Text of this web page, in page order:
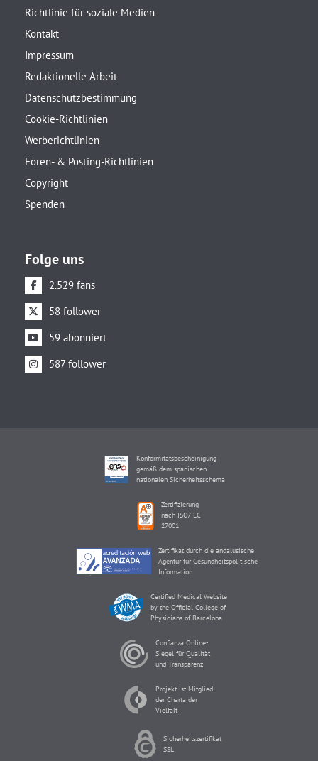
Richtlinie für soziale Medien
Kontakt
Impressum
Redaktionelle Arbeit
Datenschutzbestimmung
Cookie-Richtlinien
Werberichtlinien
Foren- & Posting-Richtlinien
Copyright
Spenden
Folge uns
2.529 fans
58 follower
59 abonniert
587 follower
Konformitätsbescheinigung
gemäß dem spanischen
nationalen Sicherheitsschema
Zertifizierung
nach ISO/IEC
27001
Zertifikat durch die andalusische
Agentur für Gesundheitspolitische
Information
Certified Medical Website
by the Official College of
Physicians of Barcelona
Confianza Online-
Siegel für Qualität
und Transparenz
Projekt ist Mitglied
der Charta der
Vielfalt
Sicherheitszertifikat
SSL